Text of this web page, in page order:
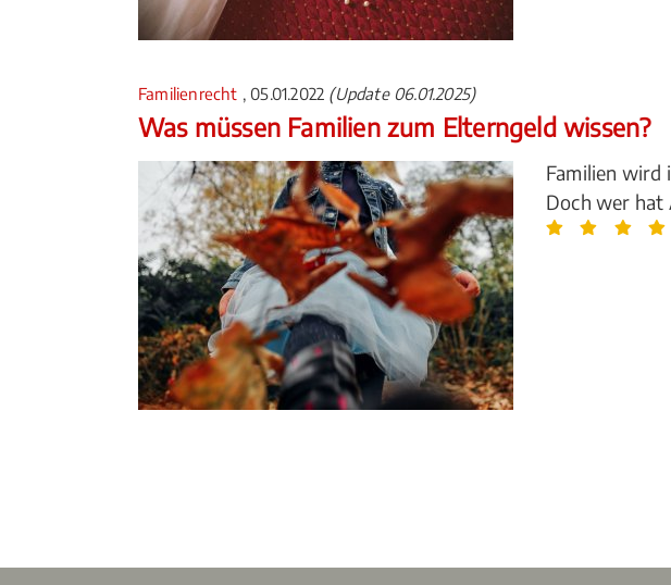
Familienrecht , 05.01.2022 (Update 06.01.2025)
Was müssen Familien zum Elterngeld wissen?
Familien wird
Doch wer hat